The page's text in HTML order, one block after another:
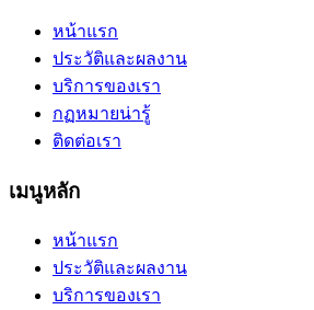
หน้าแรก
ประวัติและผลงาน
บริการของเรา
กฏหมายน่ารู้
ติดต่อเรา
เมนูหลัก
หน้าแรก
ประวัติและผลงาน
บริการของเรา